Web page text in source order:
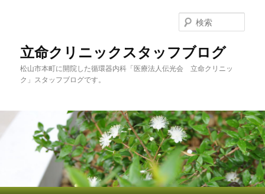
立命クリニックスタッフブログ
松山市本町に開院した循環器内科「医療法人伝光会 立命クリニッ
ク」スタッフブログです。
索